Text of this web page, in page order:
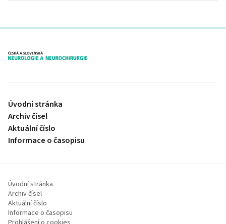
proLékaře.cz
Úvodní stránka
Archiv čísel
Aktuální číslo
Informace o časopisu
Úvodní stránka
Archiv čísel
Aktuální číslo
Informace o časopisu